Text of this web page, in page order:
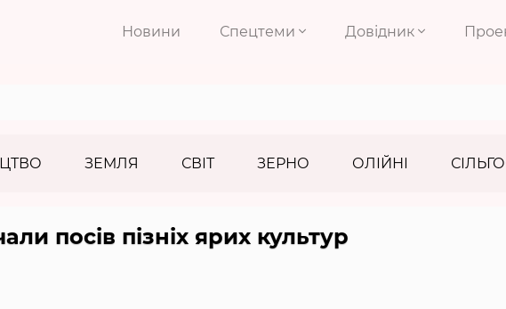
Новини Спецтеми Довідник
ЗЕМЛЯ СВІТ ЗЕРНО ОЛІЙНІ
посів пізніх ярих культур